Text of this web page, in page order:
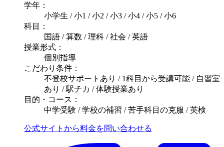
学年：
小学生 / 小1 / 小2 / 小3 / 小4 / 小5 / 小6
科目：
国語 / 算数 / 理科 / 社会 / 英語
授業形式：
個別指導
こだわり条件：
不登校サポートあり / 1科目から受講可能 / 自習室
あり / 駅チカ / 体験授業あり
目的・コース：
中学受験 / 学校の補習 / 苦手科目の克服 / 英検
公式サイトから料金を問い合わせる